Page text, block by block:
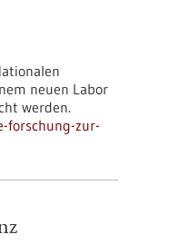
neuen Labor
werden.
zur-